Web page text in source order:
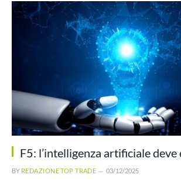
F5: l’intelligenza artificiale deve
BY REDAZIONE TOP TRADE 03/12/2025